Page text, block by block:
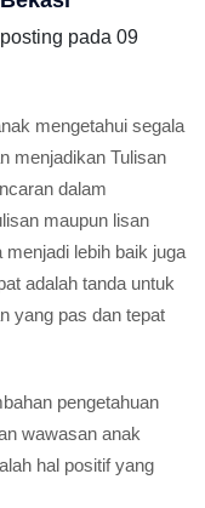
pada09
mengetahui segala
menjadikan Tulisan
dalam
maupun lisan
adalah tanda untuk
yang pas dan tepat